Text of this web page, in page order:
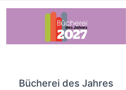
Bücherei des Jahres